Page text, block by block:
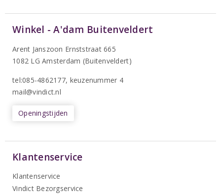
Winkel - A'dam Buitenveldert
Arent Janszoon Ernststraat 665
1082 LG Amsterdam (Buitenveldert)
tel:085-4862177, keuzenummer 4
mail@vindict.nl
Openingstijden
Klantenservice
Klantenservice
Vindict Bezorgservice